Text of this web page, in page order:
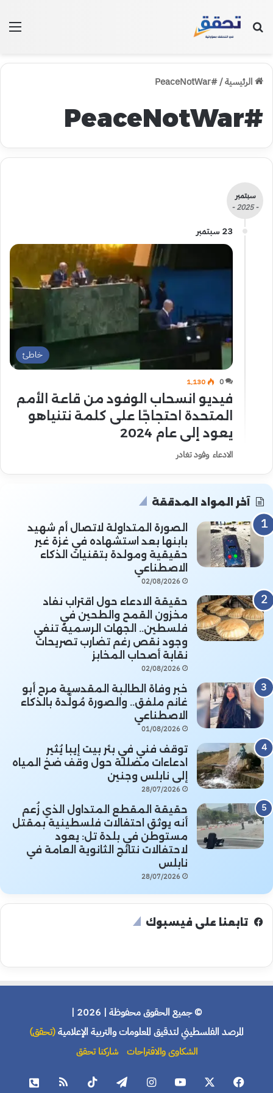
بحث عن
الرئيسية/
#PeaceNotWar
#PeaceNotWar
سبتمبر
- 2025 -
23 سبتمبر
خاطئ
0 1٬130
فيديو انسحاب الوفود من قاعة الأمم
المتحدة احتجاجًا على كلمة نتنياهو
يعود إلى عام 2024
الادعاء وفود تغادر
آخر المواد المدققة
الصورة المتداولة لاتصال أم شهيد
بابنها بعد استشهاده في غزة غير
حقيقية ومولدة بتقنيات الذكاء
الاصطناعي
02/08/2026
حقيقة الادعاء حول اقتراب نفاد
مخزون القمح والطحين في
فلسطين.. الجهات الرسمية تنفي
وجود نقص رغم تضارب تصريحات
نقابة أصحاب المخابز
02/08/2026
خبر وفاة الطالبة المقدسية مرح أبو
غانم ملفق.. والصورة مُولَّدة بالذكاء
الاصطناعي
01/08/2026
توقف فني في بئر بيت إيبا يُثير
ادعاءات مضللة حول وقف ضخ المياه
إلى نابلس وجنين
28/07/2026
حقيقة المقطع المتداول الذي زُعم
أنه يوثق احتفالات فلسطينية بمقتل
مستوطن في بلدة تل: يعود
لاحتفالات نتائج الثانوية العامة في
نابلس
28/07/2026
تابعنا على فيسبوك
© جميع الحقوق محفوظة | 2026 |
المرصد الفلسطيني لتدقيق المعلومات والتربية الإعلامية(تحقق)
الشكاوى والاقتراحات شاركنا تحقق
فيسبوك يوتيوب انستقرام تيلقرام ‫TikTok ملخص